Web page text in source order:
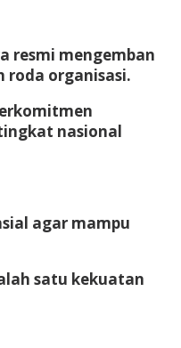
resmi mengemban
roda organisasi.
nasional
agar mampu
satu kekuatan